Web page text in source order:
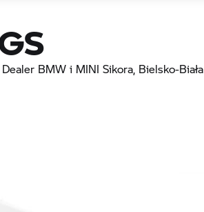
Dealer BMW i MINI Sikora, Bielsko-Biała